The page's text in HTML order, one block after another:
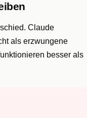
Claude
als erzwungene
besser als